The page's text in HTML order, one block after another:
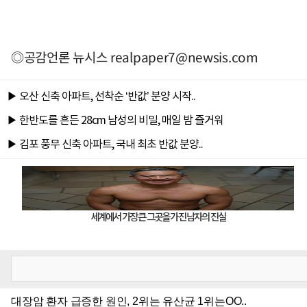
◎공감언론 뉴시스realpaper7@newsis.com